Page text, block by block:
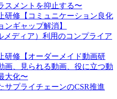
スメントを抑止する〜
研修【コミュニケーション良化
ンギャップ解消】
メディア）利用のコンプライア
研修【オーダーメイド動画研
画、見られる動画、役に立つ動
大化〜
サプライチェーンのCSR推進